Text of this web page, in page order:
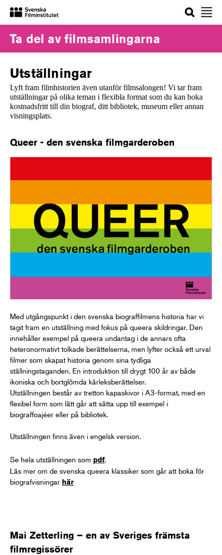
Sök
Ta del av filmsamlingarna
Utställningar
Lyft fram filmhistorien även utanför filmsalongen! Vi tar fram
utställningar på olika teman i flexibla format som du kan boka
kostnadsfritt till din biograf, ditt bibliotek, museum eller annan
visningsplats.
Queer - den svenska filmgarderoben
Med utgångspunkt i den svenska biograffilmens historia har vi
tagit fram en utställning med fokus på queera skildringar. Den
innehåller exempel på queera undantag i de annars ofta
heteronormativt tolkade berättelserna, men lyfter också ett urval
filmer som skapat historia genom sina tydliga
ställningstaganden. En introduktion till drygt 100 år av både
ikoniska och bortglömda kärleksberättelser.
Utställningen består av tretton kapaskivor i A3-format, med en
flexibel form som lätt går att sätta upp till exempel i
biograffoajéer eller på bibliotek.
Utställningen finns även i engelsk version.
Se hela utställningen som pdf.
Läs mer om de svenska queera klassiker som går att boka för
biografvisningar här
Mai Zetterling – en av Sveriges främsta
filmregissörer